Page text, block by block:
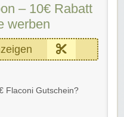
– 10€ Rabatt
werben
Flaconi Gutschein?